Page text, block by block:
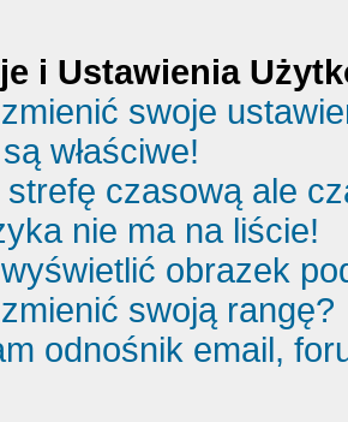
i Ustawienia
swoje
właściwe!
strefę czasową ale
nie ma na liście!
obrazek
swoją rangę?
odnośnik email,